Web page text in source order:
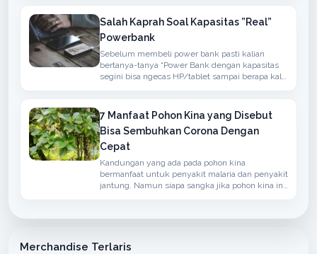
Salah Kaprah Soal Kapasitas ”Real”
Powerbank
Sebelum membeli power bank pasti kalian
bertanya-tanya “Power Bank dengan kapasitas
segini bisa ngecas HP/tablet sampai berapa kali
7 Manfaat Pohon Kina yang Disebut
Bisa Sembuhkan Corona Dengan
Cepat
Kandungan yang ada pada pohon kina
bermanfaat untuk penyakit malaria dan penyakit
jantung. Namun siapa sangka jika pohon kina ini
Merchandise Terlaris